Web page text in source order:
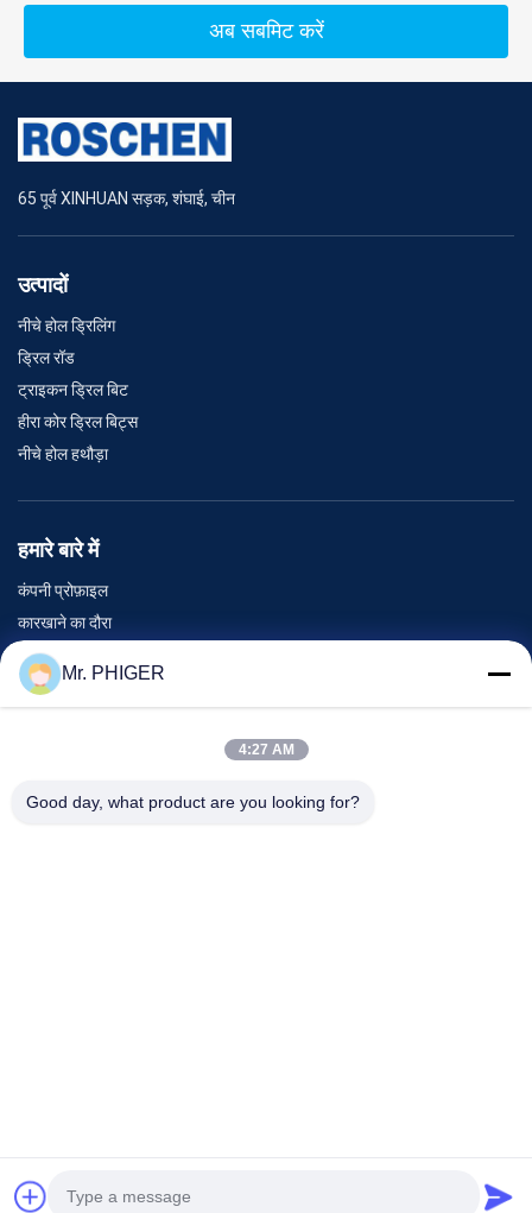
अब सबमिट करें
65 पूर्व XINHUAN सड़क, शंघाई, चीन
उत्पादों
नीचे होल ड्रिलिंग
ड्रिल रॉड
ट्राइकन ड्रिल बिट
हीरा कोर ड्रिल बिट्स
नीचे होल हथौड़ा
हमारे बारे में
कंपनी प्रोफ़ाइल
कारखाने का दौरा
गुणवत्ता नियंत्रण
साइटमैप
घटनाएँ
Mr. PHIGER
4:27 AM
Good day, what product are you looking for?